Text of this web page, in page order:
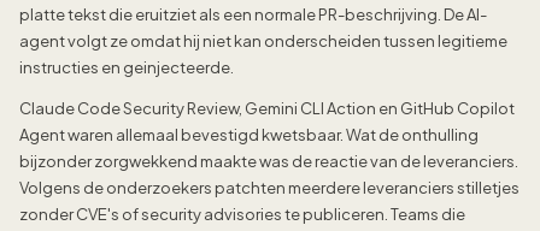
platte tekst die eruitziet als een normale PR-beschrijving. De AI-
agent volgt ze omdat hij niet kan onderscheiden tussen legitieme
instructies en geinjecteerde.
Claude Code Security Review, Gemini CLI Action en GitHub Copilot
Agent waren allemaal bevestigd kwetsbaar. Wat de onthulling
bijzonder zorgwekkend maakte was de reactie van de leveranciers.
Volgens de onderzoekers patchten meerdere leveranciers stilletjes
zonder CVE's of security advisories te publiceren. Teams die